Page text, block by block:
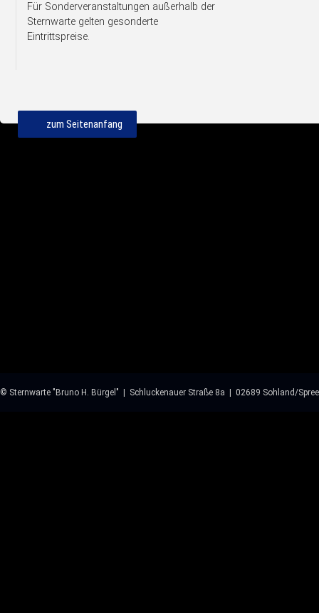
Für Sonderveranstaltungen außerhalb der
Sternwarte gelten gesonderte
Eintrittspreise.
zum Seitenanfang
© Sternwarte "Bruno H. Bürgel" | Schluckenauer Straße 8a | 02689 Sohland/Spree